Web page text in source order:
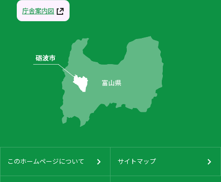
庁舎案内図
このホームページについて サイトマップ